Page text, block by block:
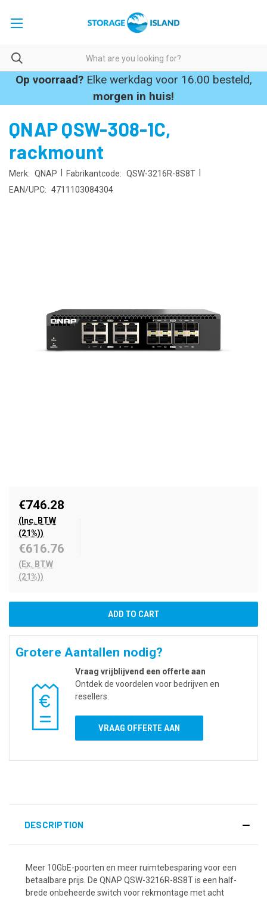
Op voorraad?Elke werkdag voor 16.00 besteld,
morgen in huis!
QNAP QSW-308-1C,
rackmount
Merk: QNAP Fabrikantcode: QSW-3216R-8S8T
EAN/UPC: 4711103084304
€746.28
(Inc. BTW
(21%))
€616.76
(Ex. BTW
(21%))
Grotere Aantallen nodig?
Vraag vrijblijvend een offerte aan
Ontdek de voordelen voor bedrijven en
resellers.
VRAAG OFFERTE AAN
DESCRIPTION
Meer 10GbE-poorten en meer ruimtebesparing voor een
betaalbare prijs. De QNAP QSW-3216R-8S8T is een half-
brede onbeheerde switch voor rekmontage met acht